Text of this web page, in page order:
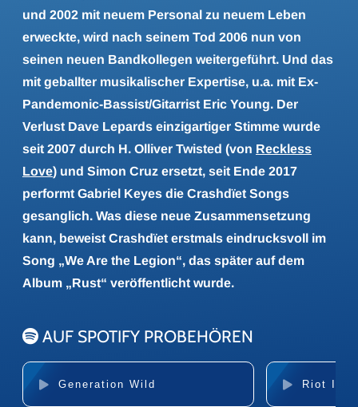
und 2002 mit neuem Personal zu neuem Leben
erweckte, wird nach seinem Tod 2006 nun von
seinen neuen Bandkollegen weitergeführt. Und das
mit geballter musikalischer Expertise, u.a. mit Ex-
Pandemonic-Bassist/Gitarrist Eric Young. Der
Verlust Dave Lepards einzigartiger Stimme wurde
seit 2007 durch H. Olliver Twisted (von Reckless
Love) und Simon Cruz ersetzt, seit Ende 2017
performt Gabriel Keyes die Crashdïet Songs
gesanglich. Was diese neue Zusammensetzung
kann, beweist Crashdïet erstmals eindrucksvoll im
Song „We Are the Legion“, das später auf dem
Album „Rust“ veröffentlicht wurde.
AUF SPOTIFY PROBEHÖREN
Generation Wild Riot In